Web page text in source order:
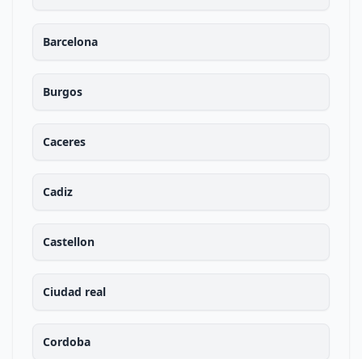
Barcelona
Burgos
Caceres
Cadiz
Castellon
Ciudad real
Cordoba